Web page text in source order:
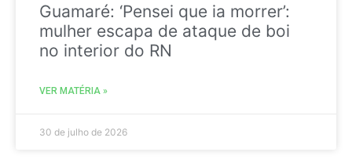
Guamaré: ‘Pensei que ia morrer’:
mulher escapa de ataque de boi
no interior do RN
VER MATÉRIA »
30 de julho de 2026